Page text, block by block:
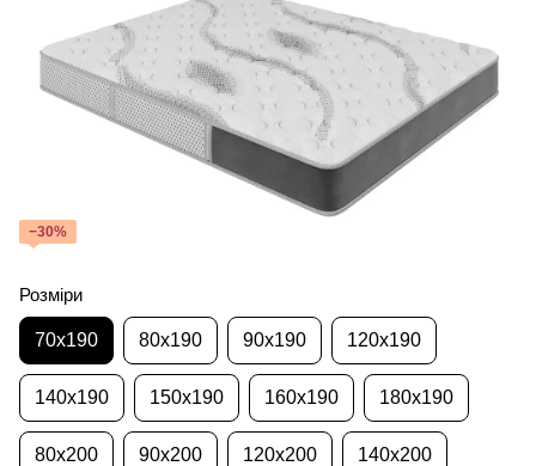
−30%
Розміри
70x190 80x190 90x190 120x190
140x190 150x190 160x190 180x190
80x200 90x200 120x200 140x200